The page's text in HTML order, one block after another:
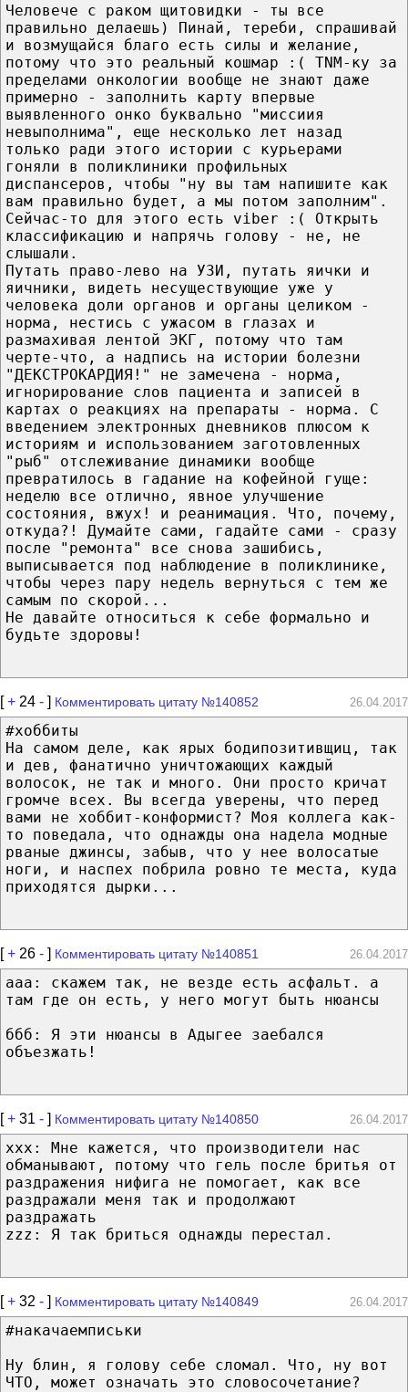
Человече с раком щитовидки - ты все
правильно делаешь) Пинай, тереби, спрашивай
и возмущайся благо есть силы и желание,
потому что это реальный кошмар :( TNM-ку за
пределами онкологии вообще не знают даже
примерно - заполнить карту впервые
выявленного онко буквально "миссиия
невыполнима", еще несколько лет назад
только ради этого истории с курьерами
гоняли в поликлиники профильных
диспансеров, чтобы "ну вы там напишите как
вам правильно будет, а мы потом заполним".
Сейчас-то для этого есть viber :( Открыть
классификацию и напрячь голову - не, не
слышали.
Путать право-лево на УЗИ, путать яички и
яичники, видеть несуществующие уже у
человека доли органов и органы целиком -
норма, нестись с ужасом в глазах и
размахивая лентой ЭКГ, потому что там
черте-что, а надпись на истории болезни
"ДЕКСТРОКАРДИЯ!" не замечена - норма,
игнорирование слов пациента и записей в
картах о реакциях на препараты - норма. С
введением электронных дневников плюсом к
историям и использованием заготовленных
"рыб" отслеживание динамики вообще
превратилось в гадание на кофейной гуще:
неделю все отлично, явное улучшение
состояния, вжух! и реанимация. Что, почему,
откуда?! Думайте сами, гадайте сами - сразу
после "ремонта" все снова зашибись,
выписывается под наблюдение в поликлинике,
чтобы через пару недель вернуться с тем же
самым по скорой...
Не давайте относиться к себе формально и
будьте здоровы!
[+ 24 - ] Комментировать цитату №140852 26.04.2017
#хоббиты
На самом деле, как ярых бодипозитивщиц, так
и дев, фанатично уничтожающих каждый
волосок, не так и много. Они просто кричат
громче всех. Вы всегда уверены, что перед
вами не хоббит-конформист? Моя коллега как-
то поведала, что однажды она надела модные
рваные джинсы, забыв, что у нее волосатые
ноги, и наспех побрила ровно те места, куда
приходятся дырки...
[+ 26 - ] Комментировать цитату №140851 26.04.2017
aaa: скажем так, не везде есть асфальт. а
там где он есть, у него могут быть нюансы
ббб: Я эти нюансы в Адыгее заебался
объезжать!
[+ 31 - ] Комментировать цитату №140850 26.04.2017
ххх: Мне кажется, что производители нас
обманывают, потому что гель после бритья от
раздражения нифига не помогает, как все
раздражали меня так и продолжают
раздражать
zzz: Я так бриться однажды перестал.
[+ 32 - ] Комментировать цитату №140849 26.04.2017
#накачаемписьки
Ну блин, я голову себе сломал. Что, ну вот
ЧТО, может означать это словосочетание?